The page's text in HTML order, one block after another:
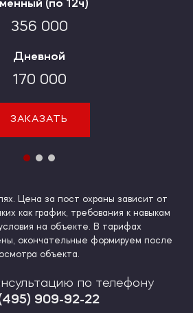
(по 12ч)
356 000
Дневной
170 000
ЗАКАЗАТЬ
11 866
5 666
988
708
Цена за пост охраны зависит от
как график, требования к навыкам
на объекте. В тарифах
окончательные формируем после
осмотра объекта.
по телефону
909-92-22